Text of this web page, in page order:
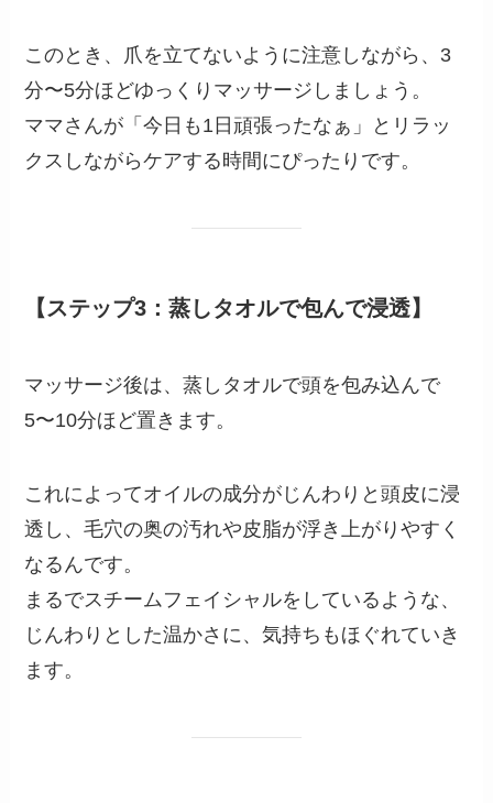
このとき、爪を立てないように注意しながら、3
分〜5分ほどゆっくりマッサージしましょう。
ママさんが「今日も1日頑張ったなぁ」とリラッ
クスしながらケアする時間にぴったりです。
【ステップ3：蒸しタオルで包んで浸透】
マッサージ後は、蒸しタオルで頭を包み込んで
5〜10分ほど置きます。
これによってオイルの成分がじんわりと頭皮に浸
透し、毛穴の奥の汚れや皮脂が浮き上がりやすく
なるんです。
まるでスチームフェイシャルをしているような、
じんわりとした温かさに、気持ちもほぐれていき
ます。